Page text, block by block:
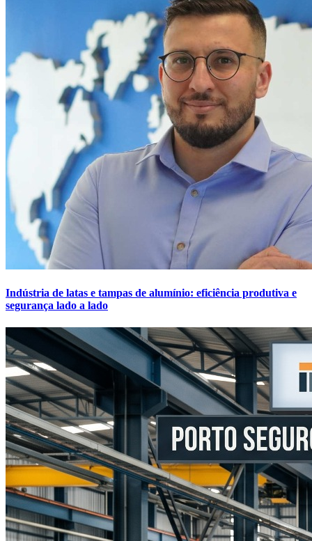
Indústria de latas e tampas de alumínio: eficiência produtiva e
segurança lado a lado